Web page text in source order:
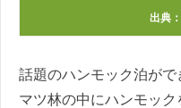
出典：
話題のハンモック泊がで
マツ林の中にハンモッ